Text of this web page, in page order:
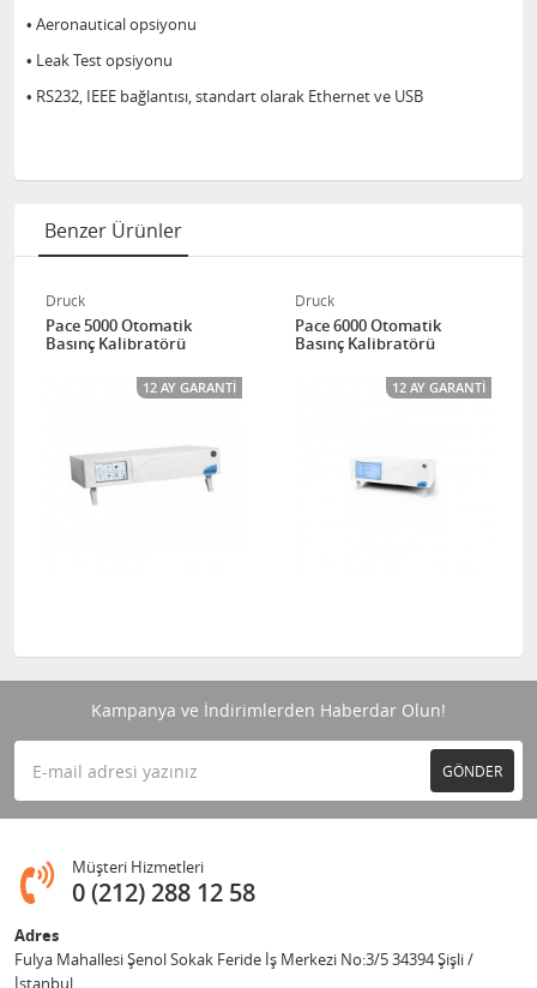
• Aeronautical opsiyonu
• Leak Test opsiyonu
• RS232, IEEE bağlantısı, standart olarak Ethernet ve USB
Benzer Ürünler
Druck
Pace 5000 Otomatik
Basınç Kalibratörü
12 AY GARANTI
Druck
Pace 6000 Otomatik
Basınç Kalibratörü
12 AY GARANTI
Kampanya ve İndirimlerden Haberdar Olun!
GÖNDER
Müşteri Hizmetleri
0 (212) 288 12 58
Adres
Fulya Mahallesi Şenol Sokak Feride İş Merkezi No:3/5 34394 Şişli /
İstanbul